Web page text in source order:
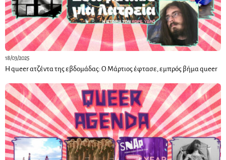
18/03/2025
H queer ατζέντα της εβδομάδας: Ο Μάρτιος έφτασε, εμπρός βήμα queer